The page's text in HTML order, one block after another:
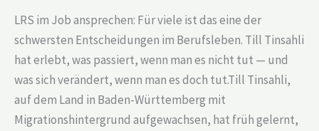
LRS im Job ansprechen: Für viele ist das eine der
schwersten Entscheidungen im Berufsleben. Till Tinsahli
hat erlebt, was passiert, wenn man es nicht tut — und
was sich verändert, wenn man es doch tut.Till Tinsahli,
auf dem Land in Baden-Württemberg mit
Migrationshintergrund aufgewachsen, hat früh gelernt,